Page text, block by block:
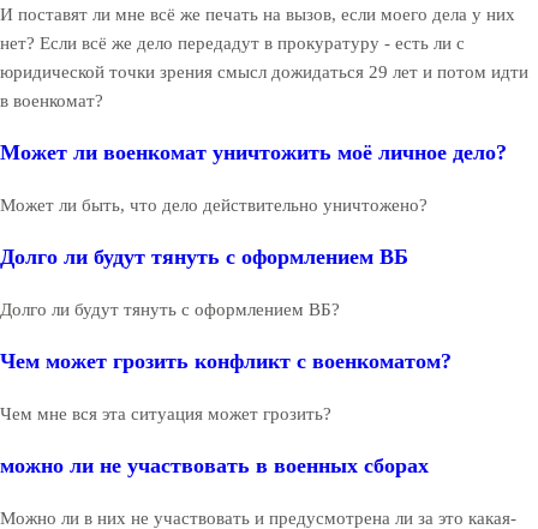
И поставят ли мне всё же печать на вызов, если моего дела у них
нет? Если всё же дело передадут в прокуратуру - есть ли с
юридической точки зрения смысл дожидаться 29 лет и потом идти
в военкомат?
Может ли военкомат уничтожить моё личное дело?
Может ли быть, что дело действительно уничтожено?
Долго ли будут тянуть с оформлением ВБ
Долго ли будут тянуть с оформлением ВБ?
Чем может грозить конфликт с военкоматом?
Чем мне вся эта ситуация может грозить?
можно ли не участвовать в военных сборах
Можно ли в них не участвовать и предусмотрена ли за это какая-